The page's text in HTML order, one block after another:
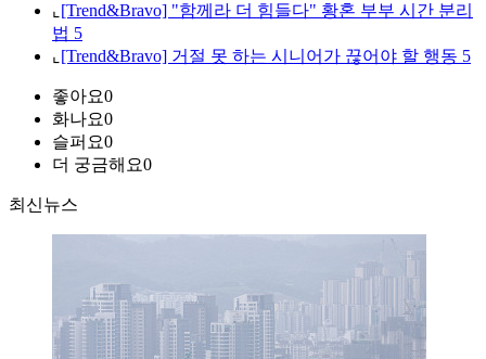
⌞ [Trend&Bravo] "함께라 더 힘들다" 황혼 부부 시간 분리
법 5
⌞ [Trend&Bravo] 거절 못 하는 시니어가 끊어야 할 행동 5
좋아요0
화나요0
슬퍼요0
더 궁금해요0
최신뉴스